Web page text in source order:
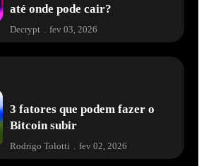
até onde pode cair?
Decrypt . fev 03, 2026
3 fatores que podem fazer o
Bitcoin subir
Rodrigo Tolotti fev 02, 2026